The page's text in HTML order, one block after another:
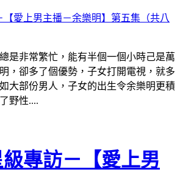
是非常繁忙，能有半個一個小時己是萬
，卻多了個優勢，子女打開電視，就多
大部份男人，子女的出生令余樂明更積
野性....
專訪－【愛上男